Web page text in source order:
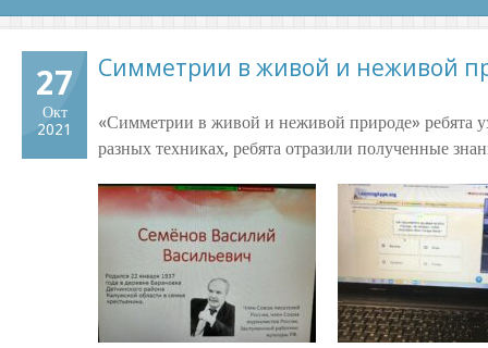
27
Окт
2021
Симметрии в живой и неживой
«Симметрии в живой и неживой природе» ребята
разных техниках, ребята отразили полученные